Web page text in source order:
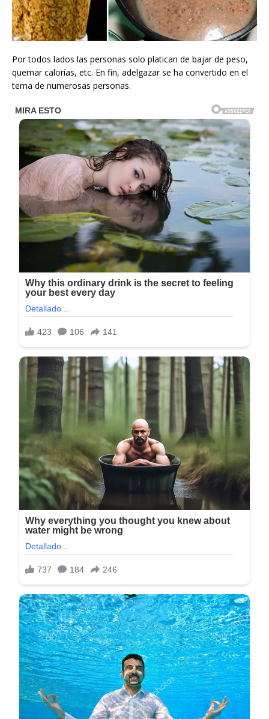
Por todos lados las personas solo platican de bajar de peso,
quemar calorías, etc. En fin, adelgazar se ha convertido en el
tema de numerosas personas.